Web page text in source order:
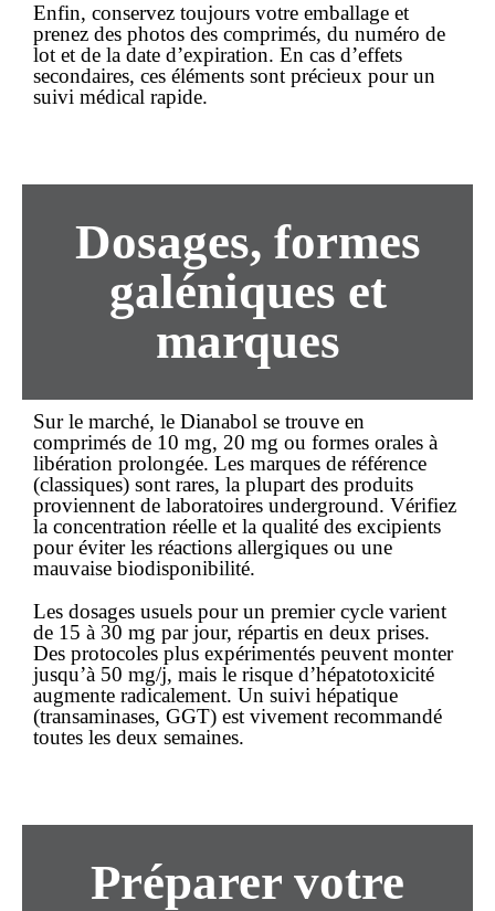
Enfin, conservez toujours votre emballage et
prenez des photos des comprimés, du numéro de
lot et de la date d’expiration. En cas d’effets
secondaires, ces éléments sont précieux pour un
suivi médical rapide.
Dosages, formes
galéniques et
marques
Sur le marché, le Dianabol se trouve en
comprimés de 10 mg, 20 mg ou formes orales à
libération prolongée. Les marques de référence
(classiques) sont rares, la plupart des produits
proviennent de laboratoires underground. Vérifiez
la concentration réelle et la qualité des excipients
pour éviter les réactions allergiques ou une
mauvaise biodisponibilité.
Les dosages usuels pour un premier cycle varient
de 15 à 30 mg par jour, répartis en deux prises.
Des protocoles plus expérimentés peuvent monter
jusqu’à 50 mg/j, mais le risque d’hépatotoxicité
augmente radicalement. Un suivi hépatique
(transaminases, GGT) est vivement recommandé
toutes les deux semaines.
Préparer votre